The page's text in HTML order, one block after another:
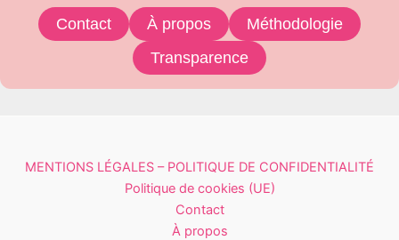
Contact À propos
Méthodologie
Transparence
MENTIONS LÉGALES – POLITIQUE DE CONFIDENTIALITÉ
Politique de cookies (UE)
Contact
À propos